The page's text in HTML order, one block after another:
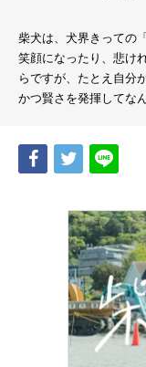
柴犬は、犬界きっての
笑顔になったり、悲け
らですが、たとえ自分
かつ賢さを発揮してな
Share Tweet